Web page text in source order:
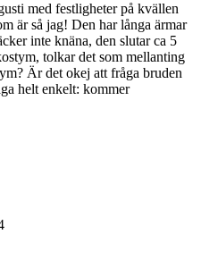
med festligheter på kvällen
är så jag! Den har långa ärmar
inte knäna, den slutar ca 5
tolkar det som mellanting
Är det okej att fråga bruden
helt enkelt: kommer